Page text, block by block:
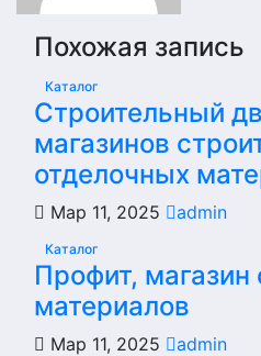
Похожая запись
Каталог
Строительный
магазинов
отделочных
Мар 11, 2025 admin
Каталог
Профит, магазин
материалов
Мар 11, 2025 admin